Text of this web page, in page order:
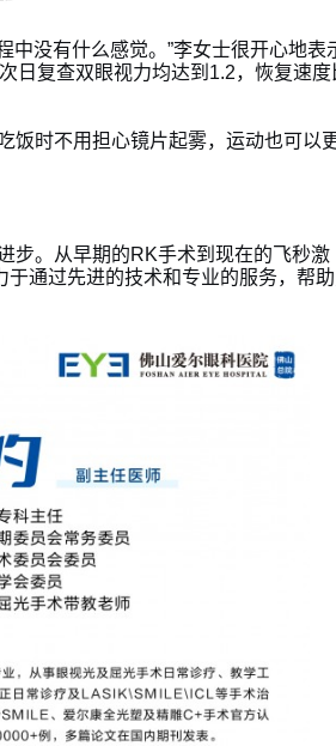
中没有什么感觉。”李女士很开心地表
日复查双眼视力均达到1.2，恢复速度
饭时不用担心镜片起雾，运动也可以
步。从早期的RK手术到现在的飞秒激
通过先进的技术和专业的服务，帮